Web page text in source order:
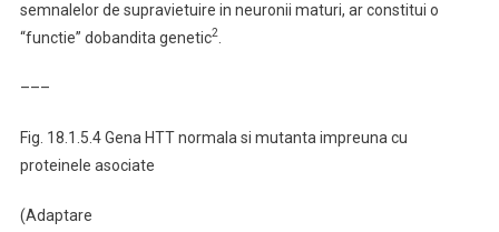
semnalelor de supravietuire in neuronii maturi, ar constitui o
“functie” dobandita genetic2.
–––
Fig. 18.1.5.4 Gena HTT normala si mutanta impreuna cu
proteinele asociate
(Adaptare